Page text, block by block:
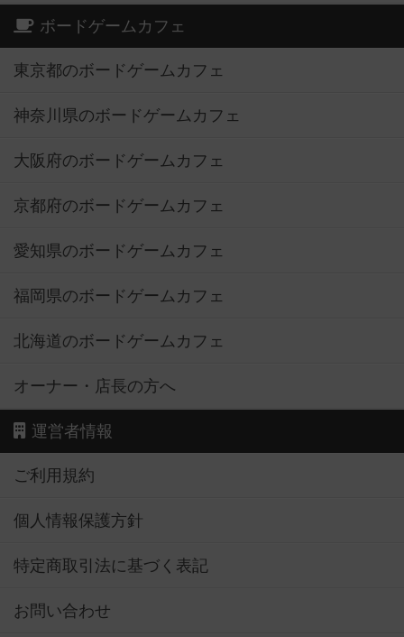
ボードゲームカフェ
東京都のボードゲームカフェ
神奈川県のボードゲームカフェ
大阪府のボードゲームカフェ
京都府のボードゲームカフェ
愛知県のボードゲームカフェ
福岡県のボードゲームカフェ
北海道のボードゲームカフェ
オーナー・店長の方へ
運営者情報
ご利用規約
個人情報保護方針
特定商取引法に基づく表記
お問い合わせ